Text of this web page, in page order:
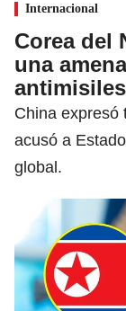
Internacional
Corea del
una
China expresó
acusó a
global.